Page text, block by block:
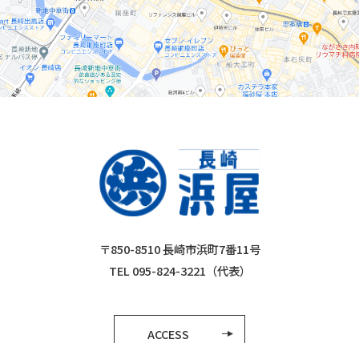
〒850-8510 長崎市浜町7番11号
TEL 095-824-3221（代表）
ACCESS